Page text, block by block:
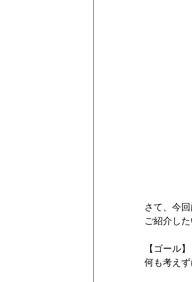
さて、今
ご紹介した
【ゴール】
何も考え